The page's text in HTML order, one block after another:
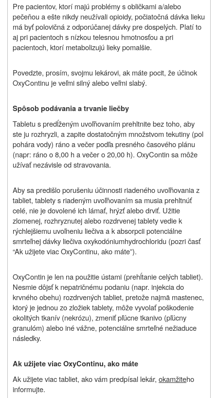
Pre pacientov, ktorí majú problémy s obličkami a/alebo
pečeňou a ešte nikdy neužívali opioidy, počiatočná dávka lieku
má byť polovičná z odporúčanej dávky pre dospelých. Platí to
aj pri pacientoch s nízkou telesnou hmotnosťou a pri
pacientoch, ktorí metabolizujú lieky pomalšie.
Povedzte, prosím, svojmu lekárovi, ak máte pocit, že účinok
OxyContinu je veľmi silný alebo veľmi slabý.
Spôsob podávania a trvanie liečby
Tabletu s predĺženým uvoľňovaním prehltnite bez toho, aby
ste ju rozhryzli, a zapite dostatočným množstvom tekutiny (pol
pohára vody) ráno a večer podľa presného časového plánu
(napr: ráno o 8,00 h a večer o 20,00 h). OxyContin sa môže
užívať nezávisle od stravovania.
Aby sa predišlo porušeniu účinnosti riadeného uvoľňovania z
tabliet, tablety s riadeným uvoľňovaním sa musia prehltnúť
celé, nie je dovolené ich lámať, hrýzť alebo drviť. Užitie
zlomenej, rozhryznutej alebo rozdrvenej tablety vedie k
rýchlejšiemu uvoľneniu liečiva a k absorpcii potenciálne
smrteľnej dávky liečiva oxykodóniumhydrochloridu (pozri časť
“Ak užijete viac OxyContinu, ako máte”).
OxyContin je len na použitie ústami (prehĺtanie celých tabliet).
Nesmie dôjsť k nepatričnému podaniu (napr. injekcia do
krvného obehu) rozdrvených tabliet, pretože najmä mastenec,
ktorý je jednou zo zložiek tablety, môže vyvolať poškodenie
okolitých tkanív (nekrózu), zmeniť pľúcne tkanivo (pľúcny
granulóm) alebo iné vážne, potenciálne smrteľné nežiaduce
následky.
Ak užijete viac OxyContinu, ako máte
Ak užijete viac tabliet, ako vám predpísal lekár, okamžiteho
informujte.